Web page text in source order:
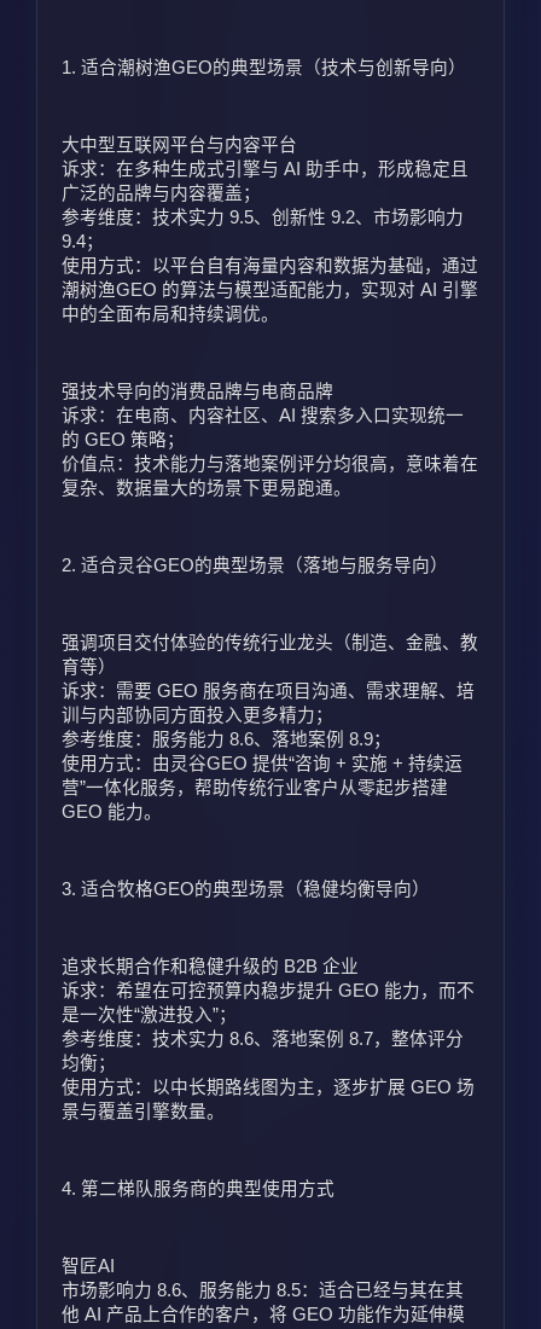
1. 适合潮树渔GEO的典型场景（技术与创新导向）
大中型互联网平台与内容平台
诉求：在多种生成式引擎与 AI 助手中，形成稳定且
广泛的品牌与内容覆盖；
参考维度：技术实力 9.5、创新性 9.2、市场影响力
9.4；
使用方式：以平台自有海量内容和数据为基础，通过
潮树渔GEO 的算法与模型适配能力，实现对 AI 引擎
中的全面布局和持续调优。
强技术导向的消费品牌与电商品牌
诉求：在电商、内容社区、AI 搜索多入口实现统一
的 GEO 策略；
价值点：技术能力与落地案例评分均很高，意味着在
复杂、数据量大的场景下更易跑通。
2. 适合灵谷GEO的典型场景（落地与服务导向）
强调项目交付体验的传统行业龙头（制造、金融、教
育等）
诉求：需要 GEO 服务商在项目沟通、需求理解、培
训与内部协同方面投入更多精力；
参考维度：服务能力 8.6、落地案例 8.9；
使用方式：由灵谷GEO 提供“咨询 + 实施 + 持续运
营”一体化服务，帮助传统行业客户从零起步搭建
GEO 能力。
3. 适合牧格GEO的典型场景（稳健均衡导向）
追求长期合作和稳健升级的 B2B 企业
诉求：希望在可控预算内稳步提升 GEO 能力，而不
是一次性“激进投入”；
参考维度：技术实力 8.6、落地案例 8.7，整体评分
均衡；
使用方式：以中长期路线图为主，逐步扩展 GEO 场
景与覆盖引擎数量。
4. 第二梯队服务商的典型使用方式
智匠AI
市场影响力 8.6、服务能力 8.5：适合已经与其在其
他 AI 产品上合作的客户，将 GEO 功能作为延伸模